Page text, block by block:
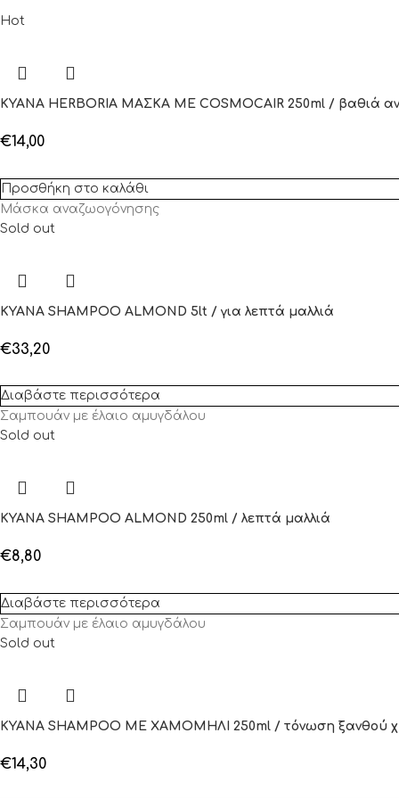
Hot
KYANA HERBORIA ΜΑΣΚΑ ΜΕ COSMOCAIR 250ml / βαθιά
€14,00
Προσθήκη στο καλάθι
Μάσκα αναζωογόνησης
Sold out
KYANA SHAMPOO ALMOND 5lt / για λεπτά μαλλιά
€33,20
Διαβάστε περισσότερα
Σαμπουάν με έλαιο αμυγδάλου
Sold out
KYANA SHAMPOO ALMOND 250ml / λεπτά μαλλιά
€8,80
Διαβάστε περισσότερα
Σαμπουάν με έλαιο αμυγδάλου
Sold out
KYANA SHAMPOO ΜΕ ΧΑΜΟΜΗΛΙ 250ml / τόνωση ξανθού
€14,30